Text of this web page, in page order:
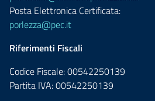
Posta Elettronica Certificata:
porlezza@pec.it
Riferimenti Fiscali
Codice Fiscale: 00542250139
Partita IVA: 00542250139